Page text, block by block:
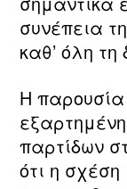
συνέπεια
καθ’ όλη
Η
παρτίδων
ότι η